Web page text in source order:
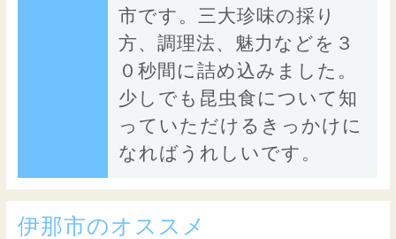
市です。三大珍味の採り
方、調理法、魅力などを３
０秒間に詰め込みました。
少しでも昆虫食について知
っていただけるきっかけに
なればうれしいです。
伊那市のオススメ